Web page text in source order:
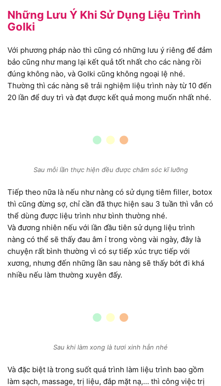
Những Lưu Ý Khi Sử Dụng Liệu Trình
Golki
Với phương pháp nào thì cũng có những lưu ý riêng để đảm
bảo cũng như mang lại kết quả tốt nhất cho các nàng rồi
đúng không nào, và Golki cũng không ngoại lệ nhé.
Thường thì các nàng sẽ trải nghiệm liệu trình này từ 10 đến
20 lần để duy trì và đạt được kết quả mong muốn nhất nhé.
Sau mỗi lần thực hiện đều được chăm sóc kĩ lưỡng
Tiếp theo nữa là nếu như nàng có sử dụng tiêm filler, botox
thì cũng đừng sợ, chỉ cần đã thực hiện sau 3 tuần thì vẫn có
thể dùng được liệu trình như bình thường nhé.
Và đương nhiên nếu với lần đầu tiên sử dụng liệu trình
nàng có thể sẽ thấy đau âm ỉ trong vòng vài ngày, đây là
chuyện rất bình thường vì có sự tiếp xúc trực tiếp với
xương, nhưng đến những lần sau nàng sẽ thấy bớt đi khá
nhiều nếu làm thường xuyên đấy.
Sau khi làm xong là tươi xinh hẳn nhé
Và đặc biệt là trong suốt quá trình làm liệu trình bao gồm
làm sạch, massage, trị liệu, đắp mặt nạ,… thì công việc trị